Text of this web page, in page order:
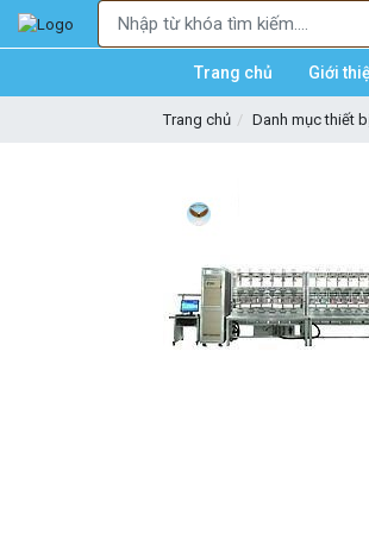
Trang chủ Giới
Trang chủ Danh mục thiết